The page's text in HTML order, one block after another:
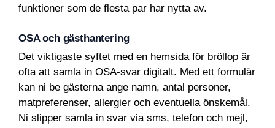
funktioner som de flesta par har nytta av.
OSA och gästhantering
Det viktigaste syftet med en hemsida för bröllop är
ofta att samla in OSA-svar digitalt. Med ett formulär
kan ni be gästerna ange namn, antal personer,
matpreferenser, allergier och eventuella önskemål.
Ni slipper samla in svar via sms, telefon och mejl,